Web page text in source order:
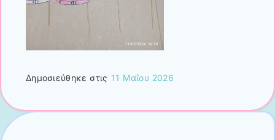
Δημοσιεύθηκε στις 11 Μαΐου 2026